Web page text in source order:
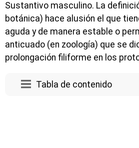
Sustantivo masculino. La
botánica) hace alusión el que
aguda y de manera estable o
anticuado (en zoología) que se
prolongación filiforme en los
Tabla de contenido